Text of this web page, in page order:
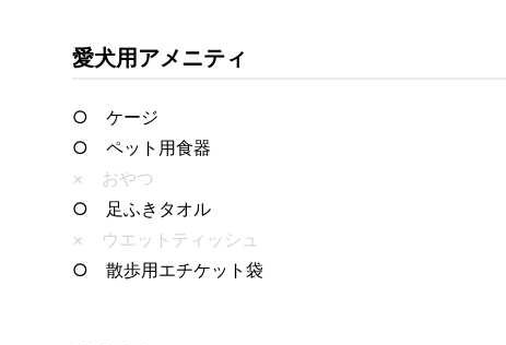
愛犬用アメニティ
○ ケージ
○ ペット用食器
× おやつ
○ 足ふきタオル
× ウエットティッシュ
○ 散歩用エチケット袋